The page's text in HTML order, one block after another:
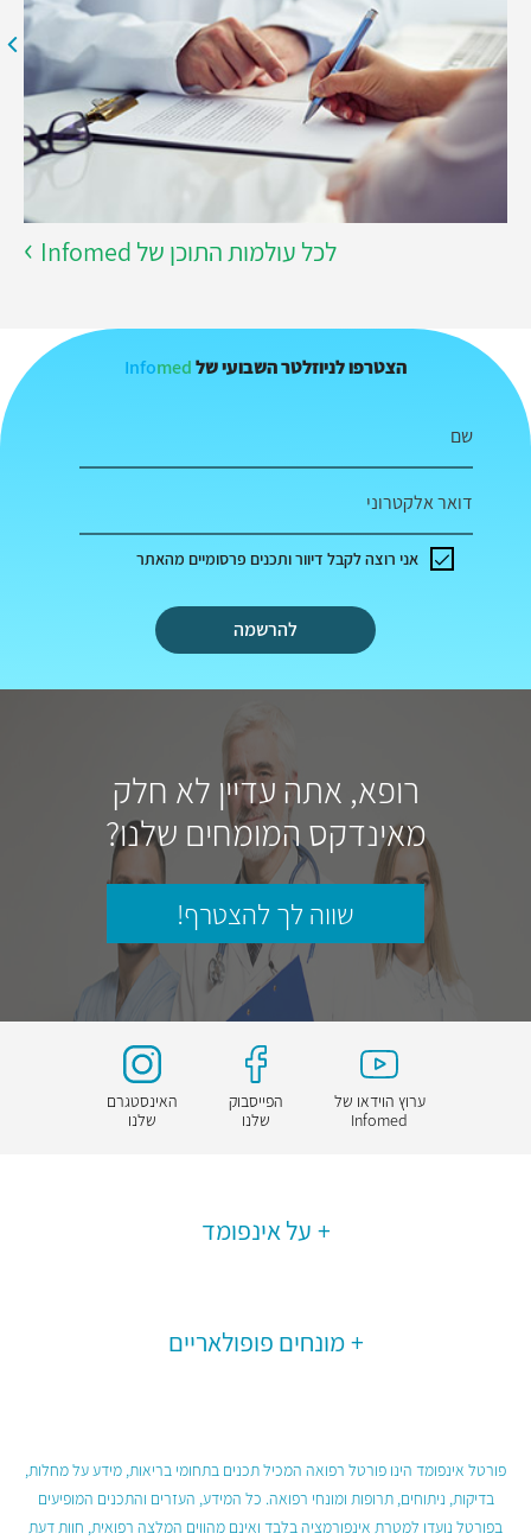
לכל עולמות התוכן של Infomed
הצטרפו לניוזלטר השבועי של Infomed
שם
דואר אלקטרוני
להרשמה
אני רוצה לקבל דיוור ותכנים פרסומיים מהאתר
רופא, אתה עדיין לא חלק
מאינדקס המומחים שלנו?
שווה לך להצטרף!
ערוץ הוידאו של
Infomed
הפייסבוק
שלנו
האינסטגרם
שלנו
על אינפומד
מונחים פופולאריים
פורטל אינפומד הינו פורטל רפואה המכיל תכנים בתחומי בריאות, מידע על מחלות,
בדיקות, ניתוחים, תרופות ומונחי רפואה. כל המידע, העזרים והתכנים המופיעים
בפורטל נועדו למטרת אינפורמציה בלבד ואינם מהווים המלצה רפואית, חוות דעת